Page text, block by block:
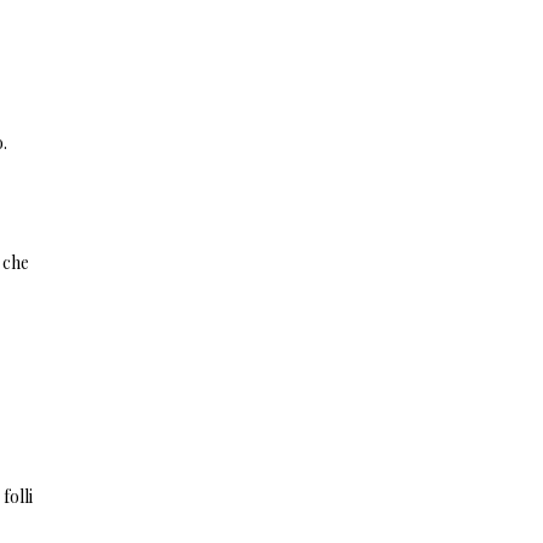
folli